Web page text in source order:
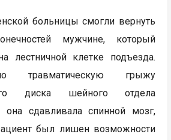
больницы смогли вернуть
мужчине, который
лестничной клетке подъезда.
травматическую грыжу
диска шейного отдела
она сдавливала спинной мозг,
был лишен возможности